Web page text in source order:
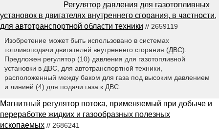
Регулятор давления для газотопливных
установок в двигателях внутреннего сгорания, в частности,
для автотранспортной области техники // 2659119
Изобретение может быть использовано в системах
топливоподачи двигателей внутреннего сгорания (ДВС).
Предложен регулятор (10) давления для газотопливной
установки в ДВС, для автотранспортной техники,
расположенный между баком для газа под высоким давлением
и линией (4) для подачи газа к ДВС.
Магнитный регулятор потока, применяемый при добыче и
переработке жидких и газообразных полезных
ископаемых // 2686241